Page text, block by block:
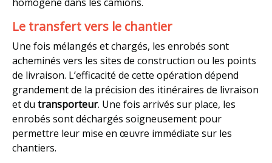
Le transfert vers le chantier
Une fois mélangés et chargés, les enrobés sont
acheminés vers les sites de construction ou les points
de livraison. L’efficacité de cette opération dépend
grandement de la précision des itinéraires de livraison
et du transporteur. Une fois arrivés sur place, les
enrobés sont déchargés soigneusement pour
permettre leur mise en œuvre immédiate sur les
chantiers.